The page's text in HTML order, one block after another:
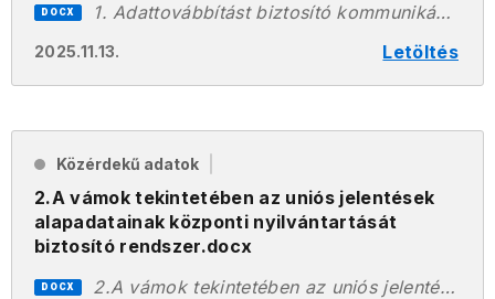
2025.11.13. Letöltés
DOCX 1. Adattovábbítást biztosító kommunikációs alkalmazás (IOP, NCTS, ECS).docx
Közérdekű adatok
2.A vámok tekintetében az uniós jelentések
alapadatainak központi nyilvántartását
biztosító rendszer.docx
DOCX 2.A vámok tekintetében az uniós jelentések alapadatainak központi nyilvántartását biztosító rendszer.docx